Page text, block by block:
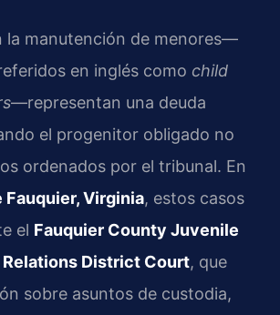
la manutención de menores—
en inglés como child
—representan una deuda
el progenitor obligado no
ordenados por el tribunal. En
Fauquier, Virginia, estos casos
el Fauquier County Juvenile
District Court, que
sobre asuntos de custodia,